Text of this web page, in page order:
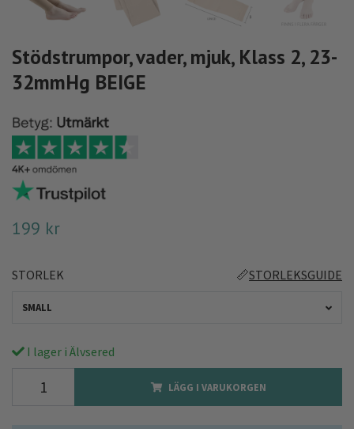
Stödstrumpor, vader, mjuk, Klass 2, 23-
32mmHg BEIGE
199 kr
STORLEK 📏STORLEKSGUIDE
SMALL
I lager i Älvsered
LÄGG I VARUKORGEN